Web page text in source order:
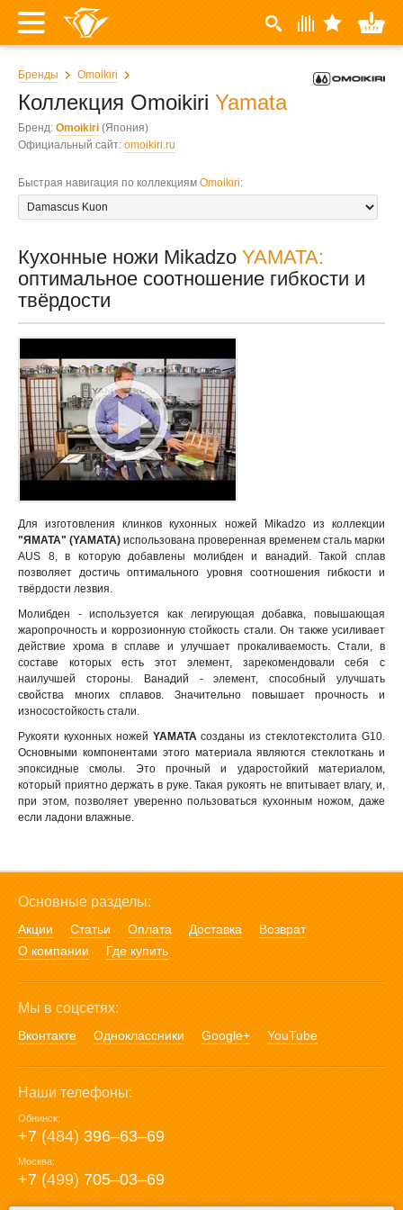
Бренды Omoikiri
Коллекция Omoikiri Yamata
Бренд: Omoikiri (Япония)
Официальный сайт: omoikiri.ru
Быстрая навигация по коллекциям Omoikiri:
Кухонные ножи Mikadzo YAMATA:
оптимальное соотношение гибкости и
твёрдости
Для изготовления клинков кухонных ножей Mikadzo из коллекции
"ЯМАТА" (YAMATA) использована проверенная временем сталь марки
AUS 8, в которую добавлены молибден и ванадий. Такой сплав
позволяет достичь оптимального уровня соотношения гибкости и
твёрдости лезвия.
Молибден - используется как легирующая добавка, повышающая
жаропрочность и коррозионную стойкость стали. Он также усиливает
действие хрома в сплаве и улучшает прокаливаемость. Стали, в
составе которых есть этот элемент, зарекомендовали себя с
наилучшей стороны. Ванадий - элемент, способный улучшать
свойства многих сплавов. Значительно повышает прочность и
износостойкость стали.
Рукояти кухонных ножей YAMATAсозданы из стеклотекстолита G10.
Основными компонентами этого материала являются стеклоткань и
эпоксидные смолы. Это прочный и ударостойкий материалом,
который приятно держать в руке. Такая рукоять не впитывает влагу, и,
при этом, позволяет уверенно пользоваться кухонным ножом, даже
если ладони влажные.
Основные разделы:
Акции Статьи Оплата Доставка
Возврат
О компании
Где купить
Мы в соцсетях:
Вконтакте Одноклассники Google+ YouTube
Наши телефоны:
Обнинск:
+7 (484) 396‒63‒69
Москва:
+7 (499) 705‒03‒69